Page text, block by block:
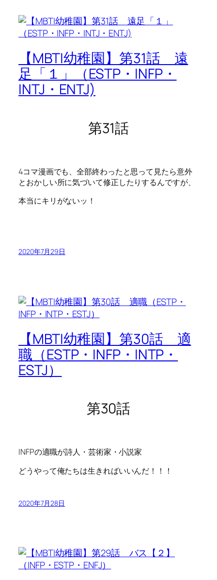
【MBTI幼稚園】第31話 遠
足「１」（ESTP・INFP・
INTJ・ENTJ)
第31話
4コマ漫画でも、全部終わったと思って見たら意外
とおかしい所に気づいて修正したりするんですが、
本当にキリがないッ！
2020年7月29日
【MBTI幼稚園】第30話 適
職（ESTP・INFP・INTP・
ESTJ）
第30話
INFPの適職が詩人・芸術家・小説家
どうやって俺たちは生きればいいんだ！！！
2020年7月28日